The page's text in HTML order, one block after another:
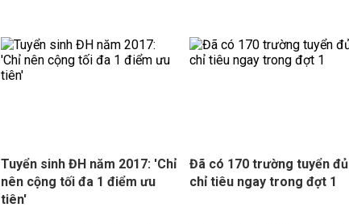
Tuyển sinh ĐH năm 2017: 'Chỉ
nên cộng tối đa 1 điểm ưu
tiên'
Đã có 170 trường tuyển đủ
chỉ tiêu ngay trong đợt 1